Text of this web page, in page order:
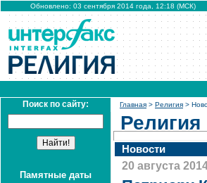
Обновлено: 03 сентября 2014 года, 12:18 (МСК)
Поиск по сайту:
Памятные даты
Главная > Религия >
Религия
Новости
20 августа